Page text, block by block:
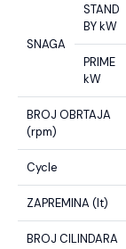
SNAGA
STAND
BY kW
PRIME
kW
BROJ OBRTAJA
(rpm)
Cycle
ZAPREMINA (lt)
BROJ CILINDARA